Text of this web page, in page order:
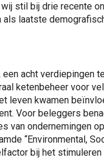
stil bij drie recente
laatste
een acht verdiepingen
ketenbeheer voor
leven kwamen
Voor beleggers
van ondernemingen
“Environmental,
bij het